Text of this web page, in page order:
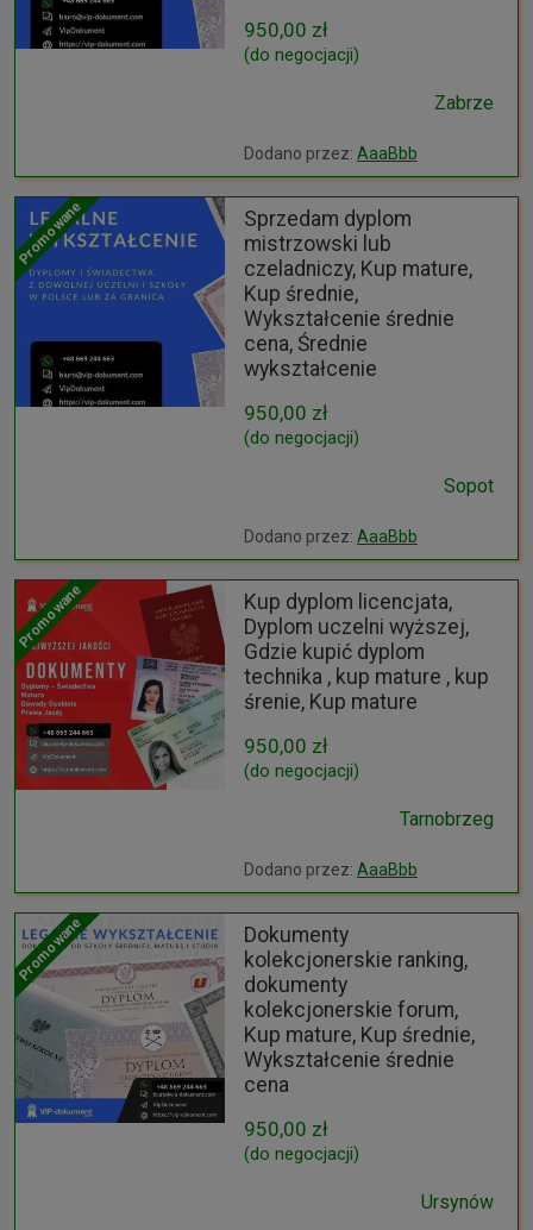
950,00 zł
(do negocjacji)
Zabrze
Dodano przez: AaaBbb
Promowane
Sprzedam dyplom
mistrzowski lub
czeladniczy, Kup mature,
Kup średnie,
Wykształcenie średnie
cena, Średnie
wykształcenie
950,00 zł
(do negocjacji)
Sopot
Dodano przez: AaaBbb
Promowane
Kup dyplom licencjata,
Dyplom uczelni wyższej,
Gdzie kupić dyplom
technika , kup mature , kup
śrenie, Kup mature
950,00 zł
(do negocjacji)
Tarnobrzeg
Dodano przez: AaaBbb
Promowane
Dokumenty
kolekcjonerskie ranking,
dokumenty
kolekcjonerskie forum,
Kup mature, Kup średnie,
Wykształcenie średnie
cena
950,00 zł
(do negocjacji)
Ursynów